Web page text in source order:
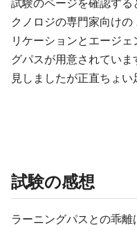
試験のページを確認す
クノロジの専門家向け
リケーションとエージ
グパスが用意されてい
見しましたが正直ちょい
試験の感想
ラーニングパスとの乖